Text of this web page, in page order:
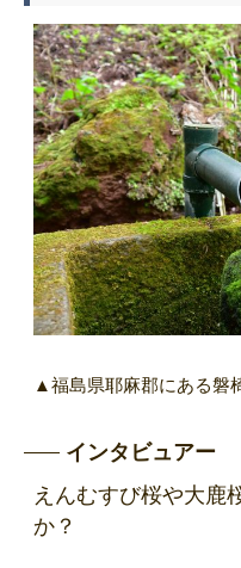
▲福島県耶麻郡にある磐
インタビュアー
えんむすび桜や大鹿
か？